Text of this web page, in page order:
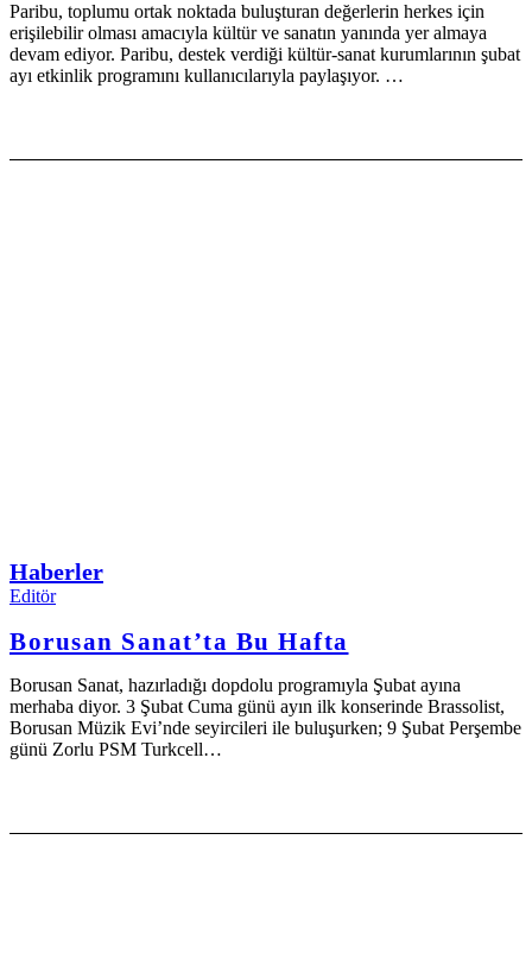
Paribu, toplumu ortak noktada buluşturan değerlerin herkes için
erişilebilir olması amacıyla kültür ve sanatın yanında yer almaya
devam ediyor. Paribu, destek verdiği kültür-sanat kurumlarının şubat
ayı etkinlik programını kullanıcılarıyla paylaşıyor. …
Haberler
Editör
Borusan Sanat’ta Bu Hafta
Borusan Sanat, hazırladığı dopdolu programıyla Şubat ayına
merhaba diyor. 3 Şubat Cuma günü ayın ilk konserinde Brassolist,
Borusan Müzik Evi’nde seyircileri ile buluşurken; 9 Şubat Perşembe
günü Zorlu PSM Turkcell…